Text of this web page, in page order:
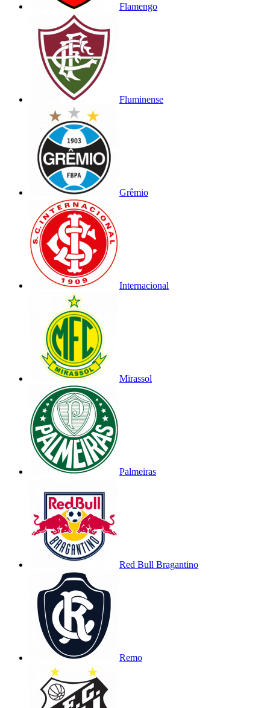
Flamengo
Fluminense
Grêmio
Internacional
Mirassol
Palmeiras
Red Bull Bragantino
Remo